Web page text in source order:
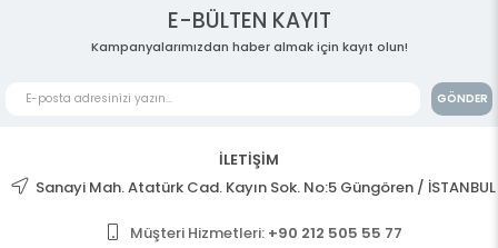
E-BÜLTEN KAYIT
Kampanyalarımızdan haber almak için kayıt olun!
GÖNDER
İLETİŞİM
Sanayi Mah. Atatürk Cad. Kayın Sok. No:5 Güngören / İSTANBUL
Müşteri Hizmetleri: +90 212 505 55 77